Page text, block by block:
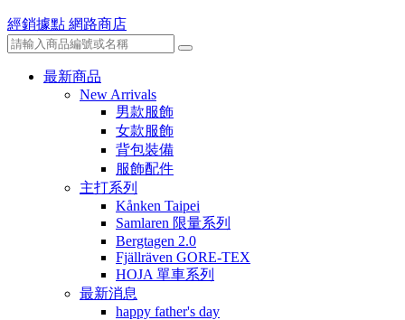
經銷據點 網路商店
最新商品
New Arrivals
男款服飾
女款服飾
背包裝備
服飾配件
主打系列
Kånken Taipei
Samlaren 限量系列
Bergtagen 2.0
Fjällräven GORE-TEX
HOJA 單車系列
最新消息
happy father's day